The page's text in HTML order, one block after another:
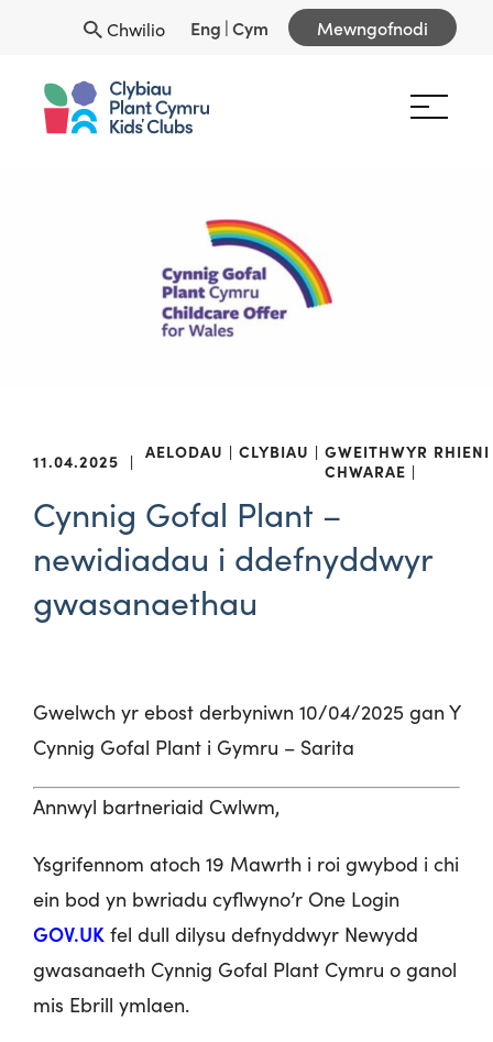
Chwilio Eng |Cym Mewngofnodi
11.04.2025 | AELODAU CLYBIAU
GWEITHWYR
CHWARAE
RHIENI
Cynnig Gofal Plant –
newidiadau i ddefnyddwyr
gwasanaethau
Gwelwch yr ebost derbyniwn 10/04/2025 gan Y
Cynnig Gofal Plant i Gymru – Sarita
Annwyl bartneriaid Cwlwm,
Ysgrifennom atoch 19 Mawrth i roi gwybod i chi
ein bod yn bwriadu cyflwyno’r One Login
GOV.UK fel dull dilysu defnyddwyr Newydd
gwasanaeth Cynnig Gofal Plant Cymru o ganol
mis Ebrill ymlaen.